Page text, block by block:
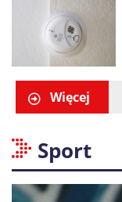
Więcej
Sport